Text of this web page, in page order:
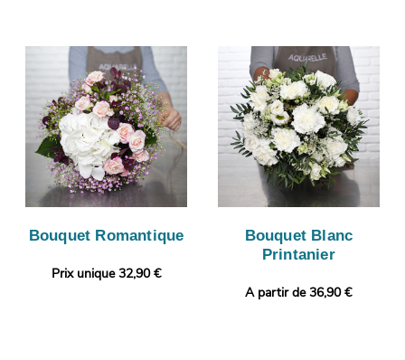
Bouquet Romantique
Prix unique 32,90 €
Bouquet Blanc
Printanier
A partir de 36,90 €